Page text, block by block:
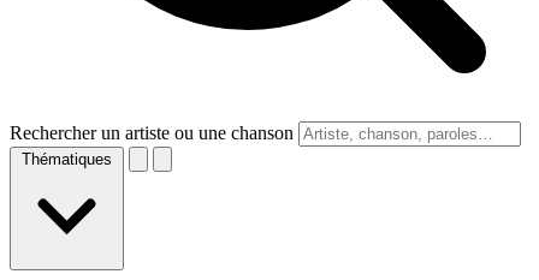
Rechercher un artiste ou une chanson
Thématiques